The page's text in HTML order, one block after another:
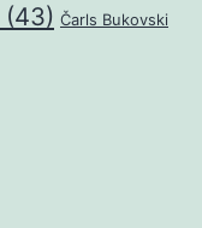
(43) Čarls Bukovski